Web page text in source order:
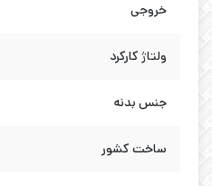
خروجی
ولتاژ کارکرد
جنس بدنه
ساخت کشور